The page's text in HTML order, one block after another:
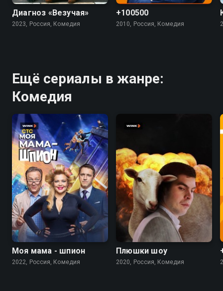
Диагноз «Везучая»
2023, Россия, Комедия
+100500
2010, Россия, Комедия
Ещё сериалы в жанре:
Комедия
7.5
Моя мама - шпион
2022, Россия, Комедия
6.9
Плюшки шоу
2020, Россия, Комедия